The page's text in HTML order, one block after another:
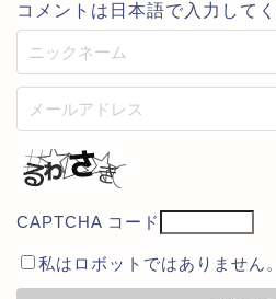
コメントは日本語で入力して
CAPTCHA コード
私はロボットではありません。